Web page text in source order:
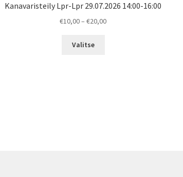
Kanavaristeily Lpr-Lpr 29.07.2026 14:00-16:00
€10,00– €20,00Price
Valitse